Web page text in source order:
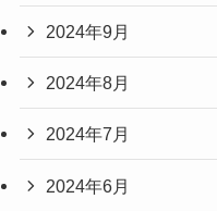
2024年9月
2024年8月
2024年7月
2024年6月